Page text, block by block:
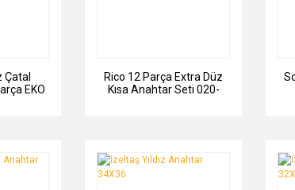
Çatal
EKO
Rico 12 Parça Extra Düz
Kısa Anahtar Seti 020-